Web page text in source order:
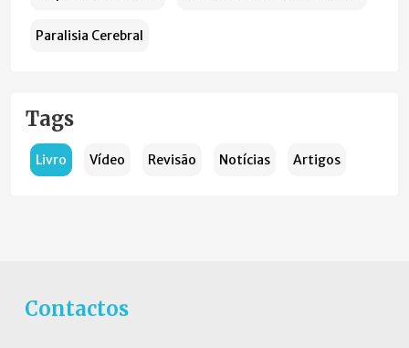
Paralisia Cerebral
Tags
Livro Vídeo Revisão Notícias Artigos
Contactos